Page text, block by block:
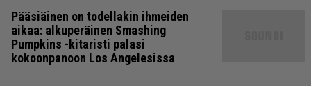
Pääsiäinen on todellakin ihmeiden
aikaa: alkuperäinen Smashing
Pumpkins -kitaristi palasi
kokoonpanoon Los Angelesissa